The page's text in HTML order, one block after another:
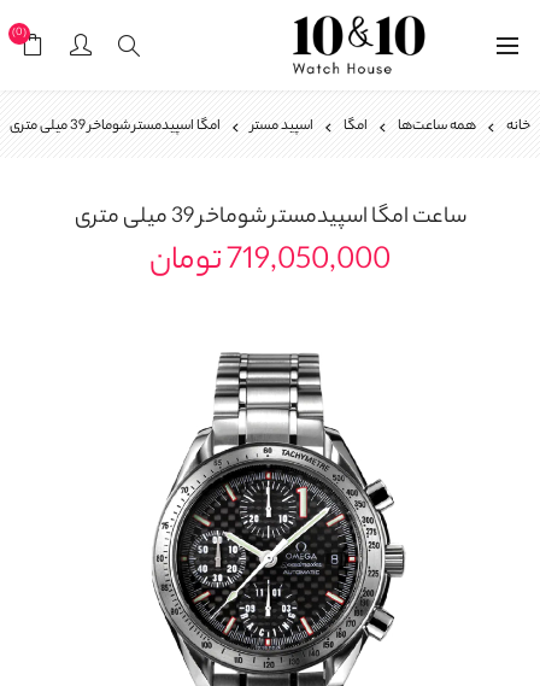
(0)
خانه همه ساعت‌ها امگا اسپید مستر امگا اسپیدمستر شوماخر 39 میلی متری
ساعتامگا اسپیدمستر شوماخر 39 میلی متری
719,050,000 تومان